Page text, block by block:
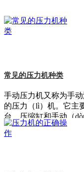
常见的压力机种类
手动压力机又称为手
的压力（lì）机。它主
台、压缩缸和手动（